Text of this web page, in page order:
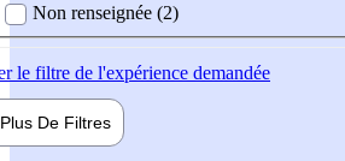
Non renseignée (2)
le filtre de l'expérience demandée
Plus De Filtres